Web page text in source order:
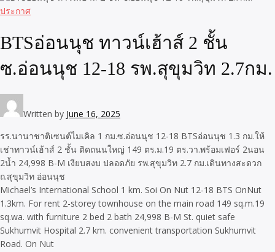
ประกาศ
BTSอ่อนนุช ทาวน์เฮ้าส์ 2 ชั้น
ซ.อ่อนนุช 12-18 รพ.สุขุมวิท 2.7กม.
Written by June 16, 2025
รร.นานาชาติเซนต์ไมเคิล 1 กม.ซ.อ่อนนุช 12-18 BTSอ่อนนุช 1.3 กม.ให้
เช่าทาวน์เฮ้าส์ 2 ชั้น ติดถนนใหญ่ 149 ตร.ม.19 ตร.วา.พร้อมเฟอร์ 2นอน
2น้ำ 24,998 B-M เงียบสงบ ปลอดภัย รพ.สุขุมวิท 2.7 กม.เดินทางสะดวก
ถ.สุขุมวิท อ่อนนุช
Michael’s International School 1 km. Soi On Nut 12-18 BTS OnNut
1.3km. For rent 2-storey townhouse on the main road 149 sq.m.19
sq.wa. with furniture 2 bed 2 bath 24,998 B-M St. quiet safe
Sukhumvit Hospital 2.7 km. convenient transportation Sukhumvit
Road. On Nut